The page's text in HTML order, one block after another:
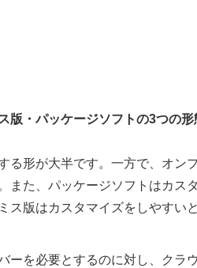
版・パッケージソフトの3つの形
る形が大半です。一方で、オン
また、パッケージソフトはカス
ス版はカスタマイズをしやすい
ーを必要とするのに対し、クラ